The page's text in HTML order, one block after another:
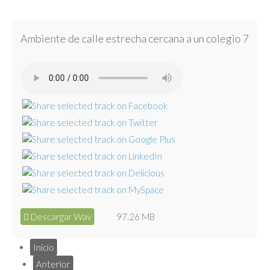
Ambiente de calle estrecha cercana a un colegio 7
Descargar Wav 97.26 MB
Inicio
Anterior